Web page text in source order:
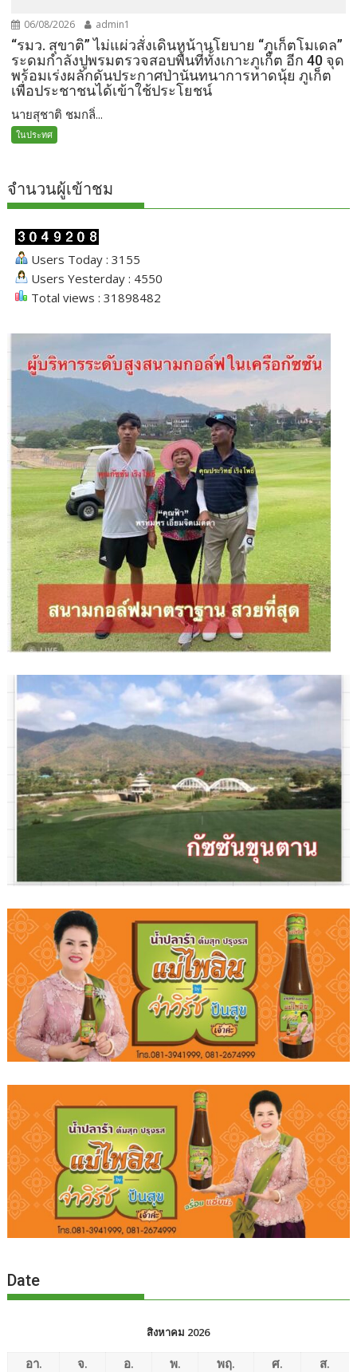
06/08/2026 admin1
“รมว. สุขาติ” ไม่แผ่วสั่งเดินหน้านโยบาย “ภูเก็ตโมเดล”
ระดมกำลังปูพรมตรวจสอบพื้นที่ทั้งเกาะภูเก็ต อีก 40 จุด
พร้อมเร่งผลักดันประกาศป่านันทนาการหาดนุ้ย ภูเก็ต
เพื่อประชาชนได้เข้าใช้ประโยชน์
นายสุชาติ ชมกลิ่...
ในประทศ
จำนวนผู้เข้าชม
Users Today : 3155
Users Yesterday : 4550
Total views : 31898482
Date
สิงหาคม 2026
อา. จ. อ. พ. พฤ. ศ.
ส.